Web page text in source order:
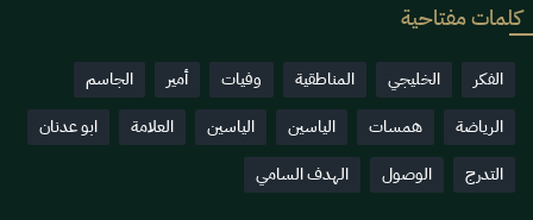
كلمات مفتاحية
الفكر الخليجي المناطقية وفيات أمير
الجاسم
الرياضة
همسات الياسين الياسين العلامة
ابو عدنان
التدرج
الوصول الهدف السامي